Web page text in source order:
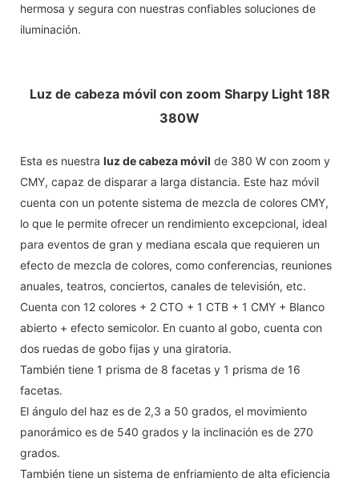
hermosa y segura con nuestras confiables soluciones de
iluminación.
Luz de cabeza móvil con zoom Sharpy Light 18R
380W
Esta es nuestra luz de cabeza móvil de 380 W con zoom y
CMY, capaz de disparar a larga distancia. Este haz móvil
cuenta con un potente sistema de mezcla de colores CMY,
lo que le permite ofrecer un rendimiento excepcional, ideal
para eventos de gran y mediana escala que requieren un
efecto de mezcla de colores, como conferencias, reuniones
anuales, teatros, conciertos, canales de televisión, etc.
Cuenta con 12 colores + 2 CTO + 1 CTB + 1 CMY + Blanco
abierto + efecto semicolor. En cuanto al gobo, cuenta con
dos ruedas de gobo fijas y una giratoria.
También tiene 1 prisma de 8 facetas y 1 prisma de 16
facetas.
El ángulo del haz es de 2,3 a 50 grados, el movimiento
panorámico es de 540 grados y la inclinación es de 270
grados.
También tiene un sistema de enfriamiento de alta eficiencia